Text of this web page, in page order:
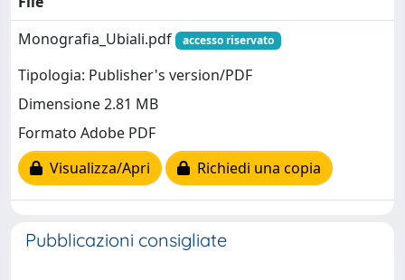
Monografia_Ubiali.pdf
accesso riservato
Tipologia: Publisher's version/PDF
Dimensione 2.81 MB
Formato Adobe PDF
Visualizza/Apri
Richiedi una copia
Pubblicazioni consigliate